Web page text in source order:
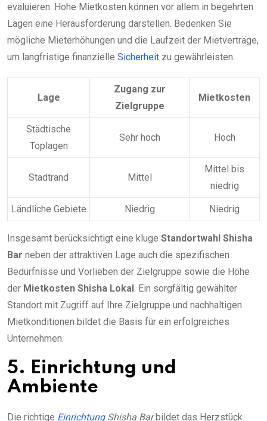
evaluieren. Hohe Mietkosten können vor allem in begehrten
Lagen eine Herausforderung darstellen. Bedenken Sie
mögliche Mieterhöhungen und die Laufzeit der Mietverträge,
um langfristige finanzielle Sicherheit zu gewährleisten.
Lage
Zugang zur
Zielgruppe
Mietkosten
Städtische
Toplagen
Sehr hoch Hoch
Stadtrand Mittel
Mittel bis
niedrig
Ländliche Gebiete Niedrig Niedrig
Insgesamt berücksichtigt eine kluge Standortwahl Shisha
Bar neben der attraktiven Lage auch die spezifischen
Bedürfnisse und Vorlieben der Zielgruppe sowie die Höhe
der Mietkosten Shisha Lokal . Ein sorgfältig gewählter
Standort mit Zugriff auf Ihre Zielgruppe und nachhaltigen
Mietkonditionen bildet die Basis für ein erfolgreiches
Unternehmen.
5. Einrichtung und
Ambiente
Die richtige EinrichtungShisha Barbildet das Herzstück